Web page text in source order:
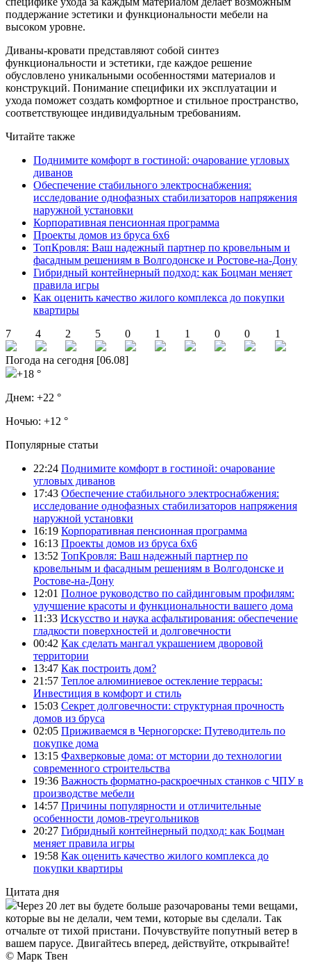
поддержание эстетики и функциональности мебели на
высоком уровне.
Диваны-кровати представляют собой синтез
функциональности и эстетики, где каждое решение
обусловлено уникальными особенностями материалов и
конструкций. Понимание специфики их эксплуатации и
ухода поможет создать комфортное и стильное пространство,
соответствующее индивидуальным требованиям.
Читайте также
Поднимите комфорт в гостиной: очарование угловых
диванов
Обеспечение стабильного электроснабжения:
исследование однофазных стабилизаторов напряжения
наружной установки
Корпоративная пенсионная программа
Проекты домов из бруса 6х6
ТопКровля: Ваш надежный партнер по кровельным и
фасадным решениям в Волгодонске и Ростове-на-Дону
Гибридный контейнерный подход: как Боцман меняет
правила игры
Как оценить качество жилого комплекса до покупки
квартиры
7
4 2 5 0 1 1 0 0 1
Погода на сегодня [06.08]
+18 °
Днем: +22 °
Ночью: +12 °
Популярные статьи
22:24 Поднимите комфорт в гостиной: очарование
угловых диванов
17:43 Обеспечение стабильного электроснабжения:
исследование однофазных стабилизаторов напряжения
наружной установки
16:19 Корпоративная пенсионная программа
16:13 Проекты домов из бруса 6х6
13:52 ТопКровля: Ваш надежный партнер по
кровельным и фасадным решениям в Волгодонске и
Ростове-на-Дону
12:01 Полное руководство по сайдинговым профилям:
улучшение красоты и функциональности вашего дома
11:33 Искусство и наука асфальтирования: обеспечение
гладкости поверхностей и долговечности
00:42 Как сделать мангал украшением дворовой
территории
13:47 Как построить дом?
21:57 Теплое алюминиевое остекление террасы:
Инвестиция в комфорт и стиль
15:03 Секрет долговечности: структурная прочность
домов из бруса
02:05 Приживаемся в Черногорске: Путеводитель по
покупке дома
13:15 Фахверковые дома: от мстории до технологии
современного строительства
19:36 Важность форматно-раскроечных станков с ЧПУ в
производстве мебели
14:57 Причины популярности и отличительные
особенности домов-треугольников
20:27 Гибридный контейнерный подход: как Боцман
меняет правила игры
19:58 Как оценить качество жилого комплекса до
покупки квартиры
Цитата дня
Через 20 лет вы будете больше разочарованы теми вещами,
которые вы не делали, чем теми, которые вы сделали. Так
отчальте от тихой пристани. Почувствуйте попутный ветер в
вашем парусе. Двигайтесь вперед, действуйте, открывайте!
© Марк Твен